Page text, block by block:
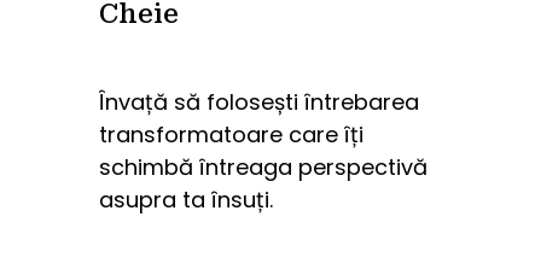
Cheie
Învață să folosești întrebarea
transformatoare care îți
schimbă întreaga perspectivă
asupra ta însuți.